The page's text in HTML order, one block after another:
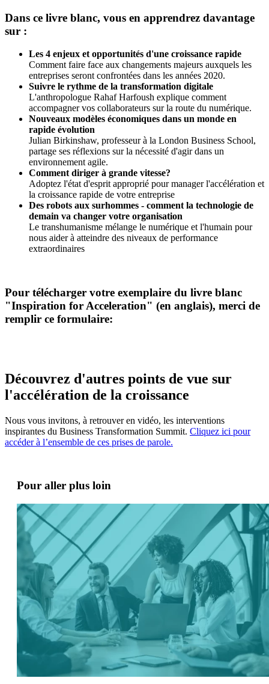
Dans ce livre blanc, vous en apprendrez davantage
sur :
Les 4 enjeux et opportunités d'une croissance rapide
Comment faire face aux changements majeurs auxquels les
entreprises seront confrontées dans les années 2020.
Suivre le rythme de la transformation digitale
L'anthropologue Rahaf Harfoush explique comment
accompagner vos collaborateurs sur la route du numérique.
Nouveaux modèles économiques dans un monde en
rapide évolution
Julian Birkinshaw, professeur à la London Business School,
partage ses réflexions sur la nécessité d'agir dans un
environnement agile.
Comment diriger à grande vitesse?
Adoptez l'état d'esprit approprié pour manager l'accélération et
la croissance rapide de votre entreprise
Des robots aux surhommes - comment la technologie de
demain va changer votre organisation
Le transhumanisme mélange le numérique et l'humain pour
nous aider à atteindre des niveaux de performance
extraordinaires
Pour télécharger votre exemplaire du livre blanc
"Inspiration for Acceleration" (en anglais), merci de
remplir ce formulaire:
Découvrez d'autres points de vue sur
l'accélération de la croissance
Nous vous invitons, à retrouver en vidéo, les interventions
inspirantes du Business Transformation Summit. Cliquez ici pour
accéder à l’ensemble de ces prises de parole.
Pour aller plus loin